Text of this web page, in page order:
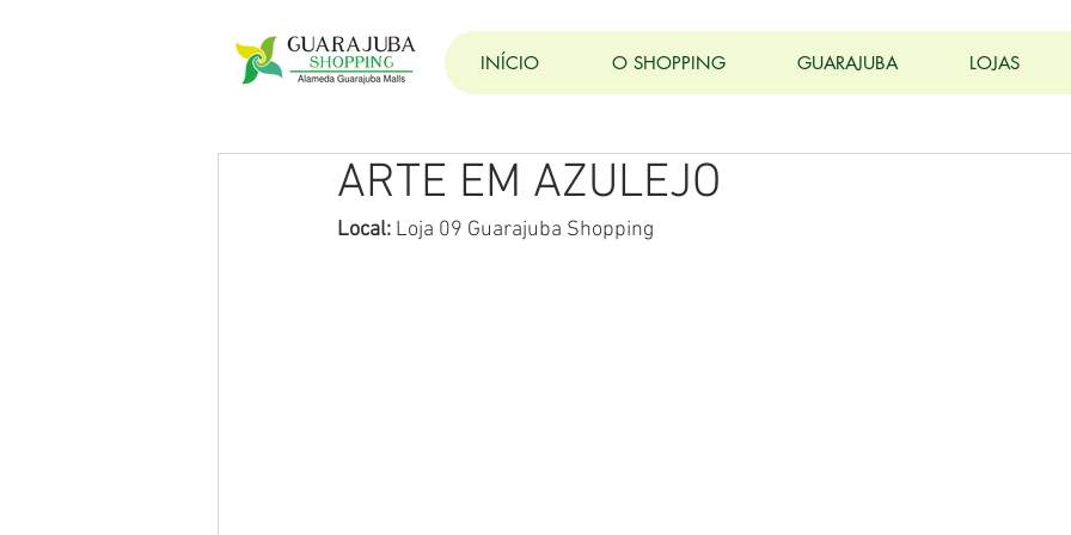
INÍCIO O SHOPPING GUARAJUBA LOJAS
ARTE EM AZULEJO
Local: Loja 09 Guarajuba Shopping